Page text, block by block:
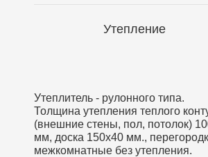
Утепление
Утеплитель - рулонного типа.
Толщина утепления теплого
(внешние стены, пол, потолок)
мм, доска 150х40 мм.,
межкомнатные без утепления.